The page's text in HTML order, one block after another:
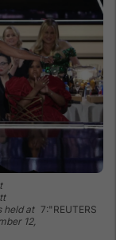
held at
12,
7:"REUTERS